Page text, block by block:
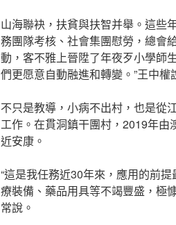
山海聯袂，扶貧與扶智并舉。這些
務團隊考核、社會集團慰勞，總會
動，客不雅上晉陞了年夜歹小學師
們更愿意自動融進和轉變。”王中權
不只是教導，小病不出村，也是從
工作。在貫洞鎮干團村，2019年由
近安康。
“這是我任務近30年來，應用的前
療裝備、藥品用具等不竭豐盛，極
常說。